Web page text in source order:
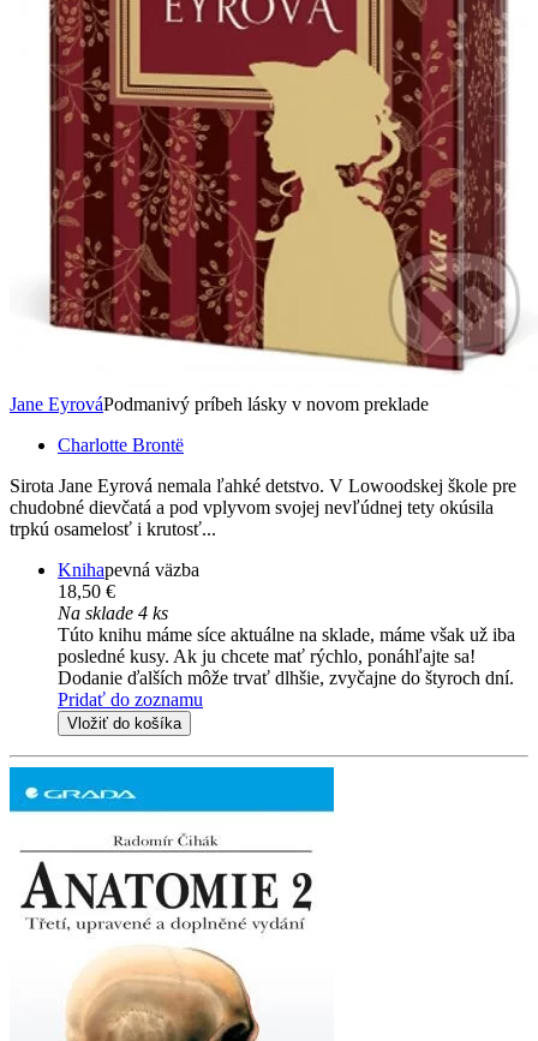
Jane EyrováPodmanivý príbeh lásky v novom preklade
Charlotte Brontë
Sirota Jane Eyrová nemala ľahké detstvo. V Lowoodskej škole pre
chudobné dievčatá a pod vplyvom svojej nevľúdnej tety okúsila
trpkú osamelosť i krutosť...
Knihapevná väzba
18,50 €
Na sklade 4 ks
Túto knihu máme síce aktuálne na sklade, máme však už iba
posledné kusy. Ak ju chcete mať rýchlo, ponáhľajte sa!
Dodanie ďalších môže trvať dlhšie, zvyčajne do štyroch dní.
Pridať do zoznamu
Vložiť do košíka